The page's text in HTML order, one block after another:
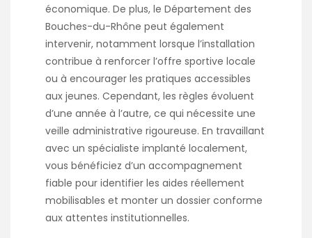
économique. De plus, le Département des
Bouches-du-Rhône peut également
intervenir, notamment lorsque l’installation
contribue à renforcer l’offre sportive locale
ou à encourager les pratiques accessibles
aux jeunes. Cependant, les règles évoluent
d’une année à l’autre, ce qui nécessite une
veille administrative rigoureuse. En travaillant
avec un spécialiste implanté localement,
vous bénéficiez d’un accompagnement
fiable pour identifier les aides réellement
mobilisables et monter un dossier conforme
aux attentes institutionnelles.